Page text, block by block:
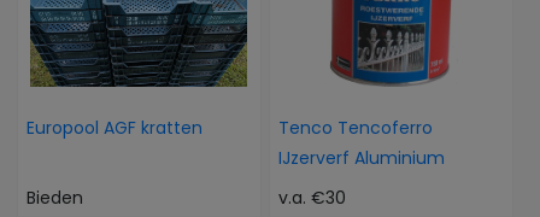
Europool AGF kratten
Bieden
Tenco Tencoferro
IJzerverf Aluminium
v.a. €30